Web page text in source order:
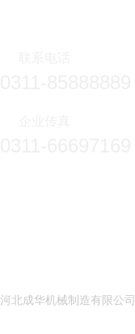
河北成华机械制造有限公司